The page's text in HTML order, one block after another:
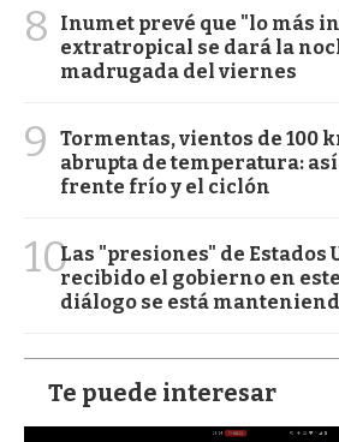
8
Inumet prevé que "lo más
extratropical se dará la
madrugada del viernes
9
Tormentas, vientos de 100
abrupta de temperatura:
frente frío y el ciclón
10Las "presiones" de Estados
recibido el gobierno en
diálogo se está
Te puede interesar